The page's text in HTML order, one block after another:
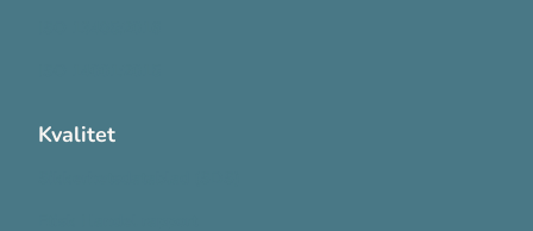
Kvalitet